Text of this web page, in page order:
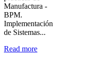
Manufactura -
BPM.
Implementación
de Sistemas...
Read more